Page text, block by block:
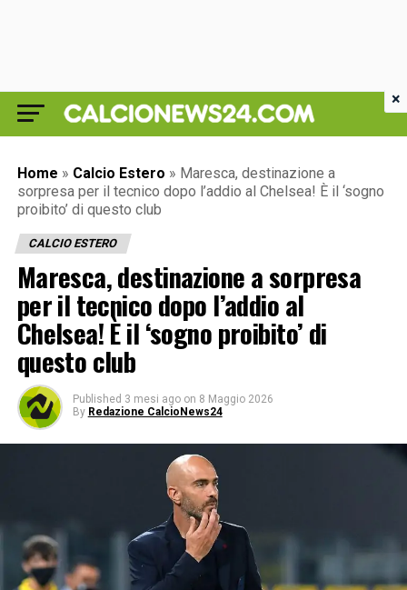
Home » Calcio Estero » Maresca, destinazione a
sorpresa per il tecnico dopo l’addio al Chelsea! È il ‘sogno
proibito’ di questo club
CALCIO ESTERO
Maresca, destinazione a sorpresa
per il tecnico dopo l’addio al
Chelsea! È il ‘sogno proibito’ di
questo club
Published 3 mesi ago on 8 Maggio 2026
By Redazione CalcioNews24
×